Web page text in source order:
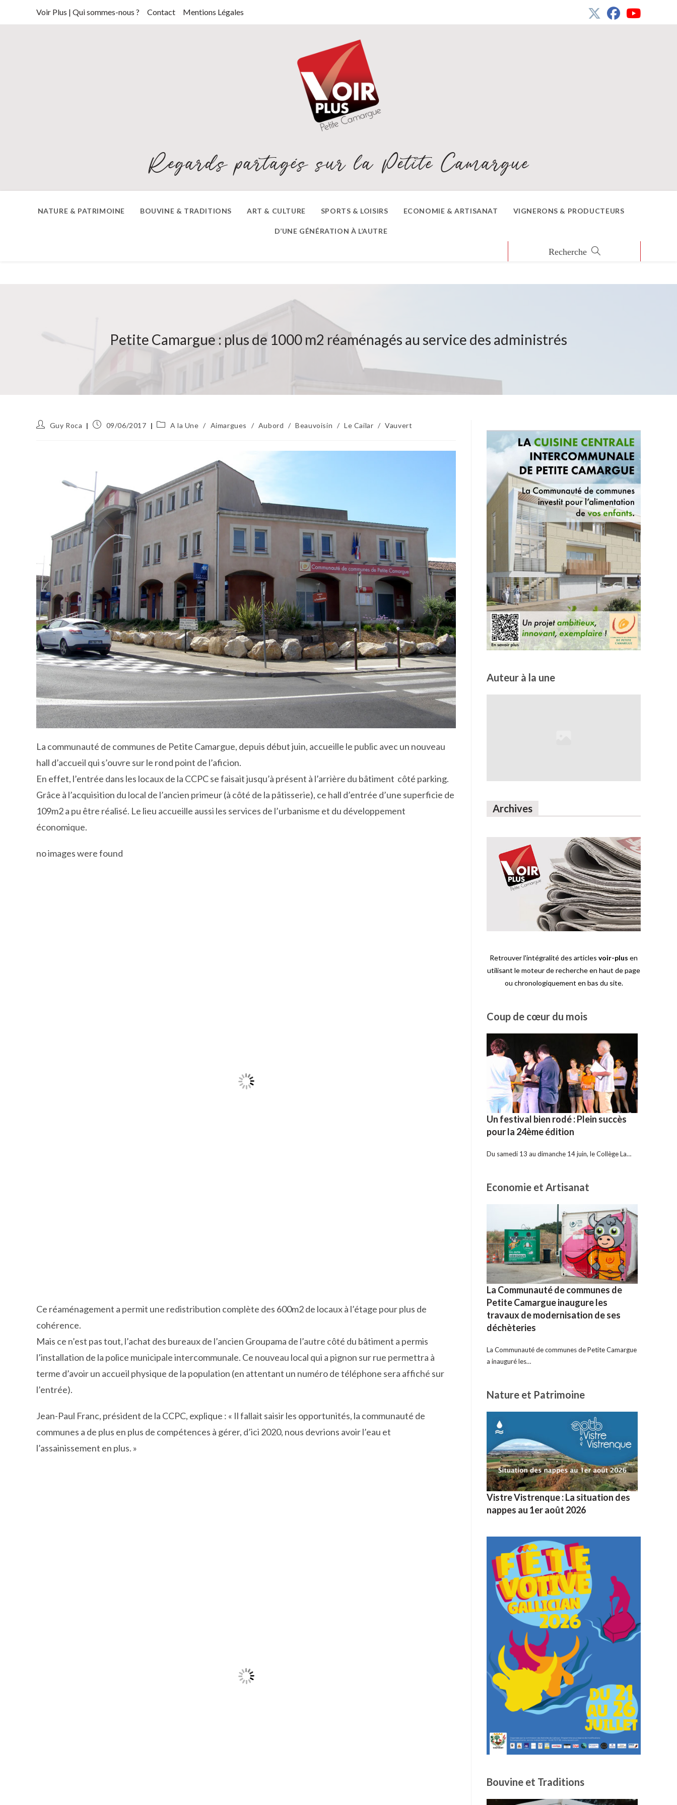
Voir Plus | Qui sommes-nous ? Contact Mentions Légales
Regards partagés sur la Petite Camargue
NATURE & PATRIMOINE BOUVINE & TRADITIONS ART & CULTURE SPORTS & LOISIRS ECONOMIE & ARTISANAT VIGNERONS & PRODUCTEURS
D’UNE GÉNÉRATION À L’AUTRE
Petite Camargue : plus de 1000 m2 réaménagés au service des administrés
Auteur/autrice
Guy Roca
Publication
09/06/2017
PostA la Une / Aimargues / Aubord / Beauvoisin / Le Cailar / Vauvert
La communauté de communes de Petite Camargue, depuis début juin, accueille le public avec un nouveau
hall d’accueil qui s’ouvre sur le rond point de l’aficion.
En effet, l’entrée dans les locaux de la CCPC se faisait jusqu’à présent à l’arrière du bâtiment côté parking.
Grâce à l’acquisition du local de l’ancien primeur (à côté de la pâtisserie), ce hall d’entrée d’une superficie de
109m2 a pu être réalisé. Le lieu accueille aussi les services de l’urbanisme et du développement
économique.
no images were found
Ce réaménagement a permit une redistribution complète des 600m2 de locaux à l’étage pour plus de
cohérence.
Mais ce n’est pas tout, l’achat des bureaux de l’ancien Groupama de l’autre côté du bâtiment a permis
l’installation de la police municipale intercommunale. Ce nouveau local qui a pignon sur rue permettra à
terme d’avoir un accueil physique de la population (en attentant un numéro de téléphone sera affiché sur
l’entrée).
Jean-Paul Franc, président de la CCPC, explique : « Il fallait saisir les opportunités, la communauté de
communes a de plus en plus de compétences à gérer, d’ici 2020, nous devrions avoir l’eau et
l’assainissement en plus. »
Auteur à la une
Archives
Retrouver l'intégralité des articles voir-plus en
utilisant le moteur de recherche en haut de page
ou chronologiquement en bas du site.
Coup de cœur du mois
Un festival bien rodé : Plein succès
pour la 24ème édition
Du samedi 13 au dimanche 14 juin, le Collège La…
Economie et Artisanat
La Communauté de communes de
Petite Camargue inaugure les
travaux de modernisation de ses
déchèteries
La Communauté de communes de Petite Camargue
a inauguré les…
Nature et Patrimoine
Vistre Vistrenque : La situation des
nappes au 1er août 2026
Bouvine et Traditions